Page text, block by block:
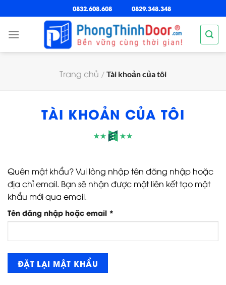
đến
nội
0832.608.608 0829.348.348
Trang chủ / Tài khoản của tôi
TÀI KHOẢN CỦA TÔI
Quên mật khẩu? Vui lòng nhập tên đăng nhập hoặc
địa chỉ email. Bạn sẽ nhận được một liên kết tạo mật
khẩu mới qua email.
Tên đăng nhập hoặc email *
buộc
ĐẶT LẠI MẬT KHẨU